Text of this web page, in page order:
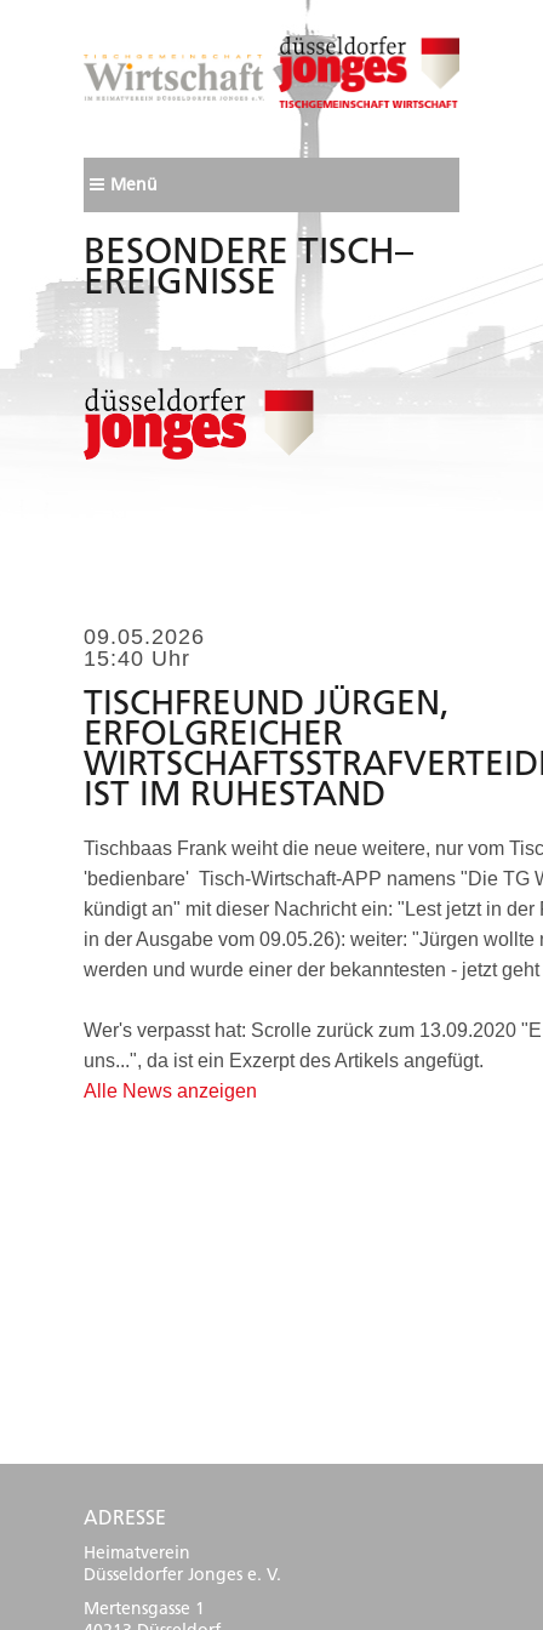
Menü
BESONDERE TISCH–
EREIGNISSE
09.05.2026
15:40 Uhr
TISCHFREUND JÜRGEN,
ERFOLGREICHER
IST IM RUHESTAND
Tischbaas Frank weiht die neue weitere, nur vom
'bedienbare' Tisch-Wirtschaft-APP namens "Die TG
kündigt an" mit dieser Nachricht ein: "Lest jetzt in der
in der Ausgabe vom 09.05.26): weiter: "Jürgen wollte
werden und wurde einer der bekanntesten - jetzt
Wer's verpasst hat: Scrolle zurück zum 13.09.2020
uns...", da ist ein Exzerpt des Artikels angefügt.
Alle News anzeigen
ADRESSE
Heimatverein
Düsseldorfer Jonges e. V.
Mertensgasse 1